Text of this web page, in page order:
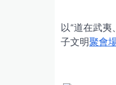
以“道在武夷
子文明聚會